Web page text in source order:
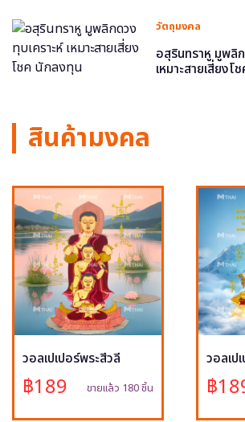
วัตถุมงคล
อสุรินทราหู มูพลิ
เหมาะสายเสี่ยง
สินค้ามงคล
วอลเปเปอร์พระสีวลี
฿189 ขายแล้ว 180 ชิ้น
วอลเป
฿